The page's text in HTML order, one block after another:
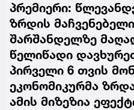
პრემიერი:
ზრდის
შარშანდელზე
წელიწადი
პირველი 6 თვის
ეკონომიკურმა
ამის მიზეზია